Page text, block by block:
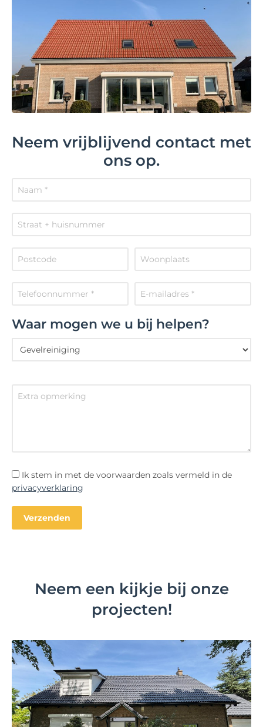
Neem vrijblijvend contact met
ons op.
Waar mogen we u bij helpen?
Ik stem in met de voorwaarden zoals vermeld in de
privacyverklaring
Neem een kijkje bij onze
projecten!